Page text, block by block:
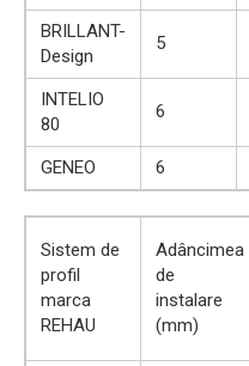
BRILLANT-
Design
5
INTELIO
80
6
GENEO 6
Sistem de
profil
marca
REHAU
Adâncimea
de
instalare
(mm)